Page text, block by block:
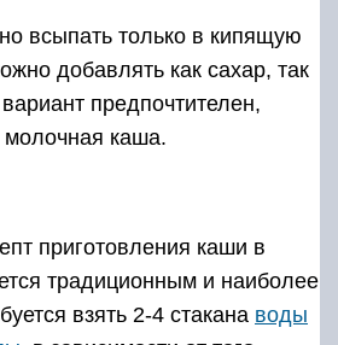
всыпать только в кипящую
добавлять как сахар, так
предпочтителен,
молочная каша.
приготовления каши в
традиционным и наиболее
взять 2-4 стакана воды